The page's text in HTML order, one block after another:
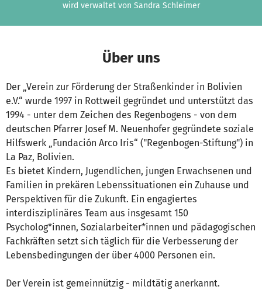
wird verwaltet von Sandra Schleimer
Über uns
Der „Verein zur Förderung der Straßenkinder in Bolivien
e.V.“ wurde 1997 in Rottweil gegründet und unterstützt das
1994 - unter dem Zeichen des Regenbogens - von dem
deutschen Pfarrer Josef M. Neuenhofer gegründete soziale
Hilfswerk „Fundación Arco Iris“ ("Regenbogen-Stiftung") in
La Paz, Bolivien.
Es bietet Kindern, Jugendlichen, jungen Erwachsenen und
Familien in prekären Lebenssituationen ein Zuhause und
Perspektiven für die Zukunft. Ein engagiertes
interdisziplinäres Team aus insgesamt 150
Psycholog*innen, Sozialarbeiter*innen und pädagogischen
Fachkräften setzt sich täglich für die Verbesserung der
Lebensbedingungen der über 4000 Personen ein.
Der Verein ist gemeinnützig - mildtätig anerkannt.